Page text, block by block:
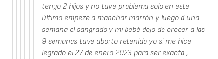
tengo 2 hijos y no tuve problema solo en este
último empeze a manchar marrón y luego d una
semana el sangrado y mi bebé dejo de crecer a las
9 semanas tuve aborto retenido yo si me hice
legrado el 27 de enero 2023 para ser exacta ,